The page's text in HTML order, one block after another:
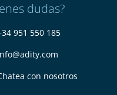
dudas?
951 550 185
con nosotros